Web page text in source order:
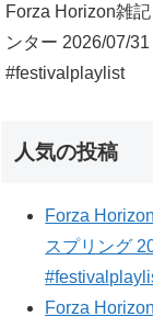
Forza Horizon雑
ンター 2026/07/
#festivalplaylist
人気の投稿
Forza
スプリング
Forza